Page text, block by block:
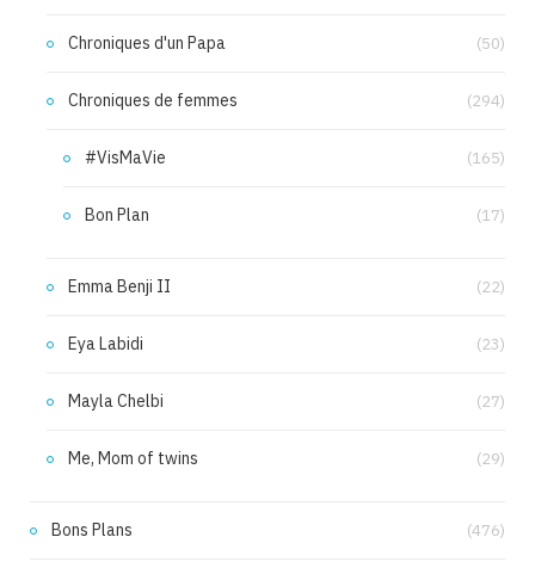
Chroniques d'un Papa (50)
Chroniques de femmes (294)
#VisMaVie (165)
Bon Plan (17)
Emma Benji II (22)
Eya Labidi (23)
Mayla Chelbi (27)
Me, Mom of twins (29)
Bons Plans (476)